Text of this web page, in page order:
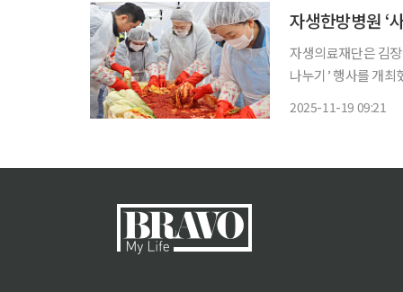
자생한방병원 ‘
자생의료재단은 김
나누기’ 행사를 개최했다고 19일 밝혔다. 이번
2025-11-19 09:21